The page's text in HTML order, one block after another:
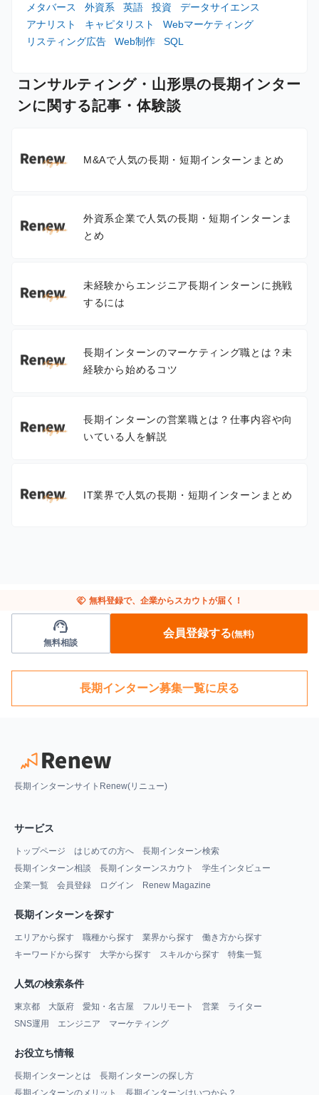
メタバース
外資系 英語 投資
データサイエンス
アナリスト
キャピタリスト
Webマーケティング
リスティング広告
Web制作 SQL
コンサルティング・山形県の長期インター
ンに関する記事・体験談
M&Aで人気の長期・短期インターンまとめ
外資系企業で人気の長期・短期インターンま
とめ
未経験からエンジニア長期インターンに挑戦
するには
長期インターンのマーケティング職とは？未
経験から始めるコツ
長期インターンの営業職とは？仕事内容や向
いている人を解説
IT業界で人気の長期・短期インターンまとめ
handshake 無料登録で、企業からスカウトが届く！
support_agent
無料相談
会員登録する(無料)
長期インターン募集一覧に戻る
長期インターンサイトRenew(リニュー)
サービス
トップページ はじめての方へ
長期インターン検索
長期インターン相談
長期インターンスカウト
学生インタビュー
企業一覧
会員登録 ログイン Renew Magazine
長期インターンを探す
エリアから探す 職種から探す 業界から探す
働き方から探す
キーワードから探す
大学から探す スキルから探す 特集一覧
人気の検索条件
東京都 大阪府 愛知・名古屋 フルリモート 営業
ライター
SNS運用
エンジニア マーケティング
お役立ち情報
長期インターンとは
長期インターンの探し方
長期インターンのメリット
長期インターンはいつから？